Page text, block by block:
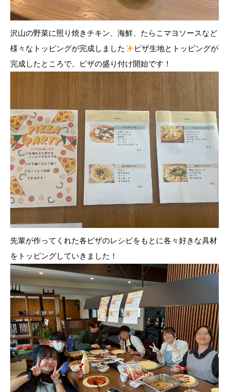
沢山の野菜に照り焼きチキン、海鮮、たらこマヨソースなど
様々なトッピングが完成しました
ピザ生地とトッピングが
完成したところで、ピザの盛り付け開始です！
先輩が作ってくれた各ピザのレシピをもとに各々好きな具材
をトッピングしていきました！